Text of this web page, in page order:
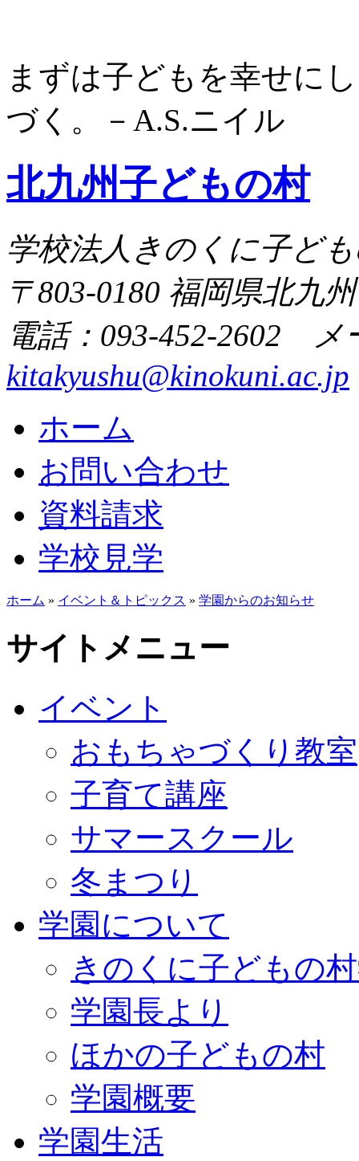
まずは子どもを幸せに
づく。－A.S.ニイル
北九州子どもの村
学校法人きのくに子ど
〒803-0180 福岡県北九
電話：093-452-2602 メ
kitakyushu@kinokuni.ac.jp
ホーム
お問い合わせ
資料請求
学校見学
ホーム » イベント＆トピックス » 学園からのお知らせ
サイトメニュー
イベント
おもちゃづくり教室
子育て講座
サマースクール
冬まつり
学園について
きのくに子どもの
学園長より
ほかの子どもの村
学園概要
学園生活